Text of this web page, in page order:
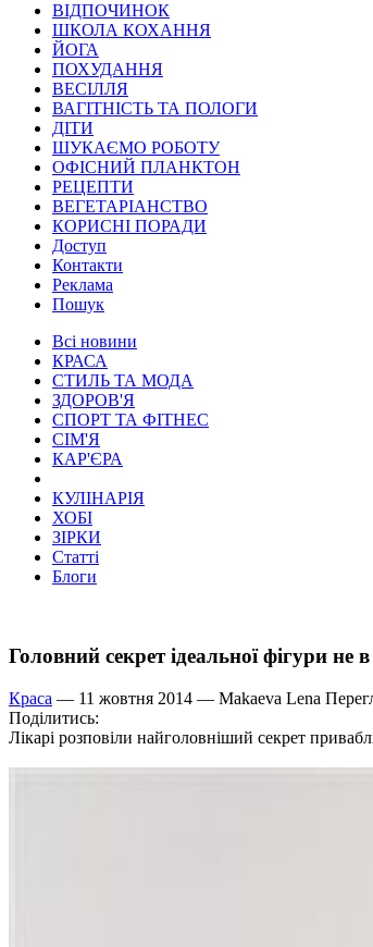
ВІДПОЧИНОК
ШКОЛА КОХАННЯ
ЙОГА
ПОХУДАННЯ
ВЕСІЛЛЯ
ВАГІТНІСТЬ ТА ПОЛОГИ
ДІТИ
ШУКАЄМО РОБОТУ
ОФІСНИЙ ПЛАНКТОН
РЕЦЕПТИ
ВЕГЕТАРІАНСТВО
КОРИСНІ ПОРАДИ
Доступ
Контакти
Реклама
Пошук
Всі новини
КРАСА
СТИЛЬ ТА МОДА
ЗДОРОВ'Я
СПОРТ ТА ФІТНЕС
СІМ'Я
КАР'ЄРА
КУЛІНАРІЯ
ХОБІ
ЗІРКИ
Статті
Блоги
Головний секрет ідеальної фігури не в
Краса — 11 жовтня 2014 — Makaeva Lena
Поділитись:
Лікарі розповіли найголовніший секрет